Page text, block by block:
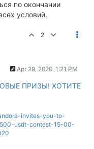
по окончании
условий.
2
Apr 29, 2020, 1:21 PM
ПРИЗЫ! ХОТИТЕ
invites-you-to-
usdt-contest-15-00-